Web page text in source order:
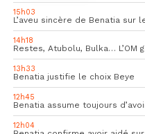
15h03
L’aveu sincère de Benatia sur
14h18
13h33
Benatia justifie le choix Beye
12h45
Benatia assume toujours
12h04